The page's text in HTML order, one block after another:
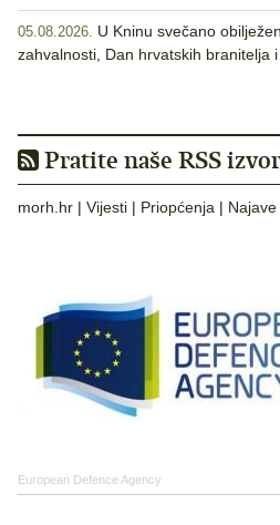
05.08.2026. U Kninu svečano
zahvalnosti, Dan hrvatskih branitelja
Pratite naše RSS
morh.hr | Vijesti | Priopćenja | Najave
European Defence Agency